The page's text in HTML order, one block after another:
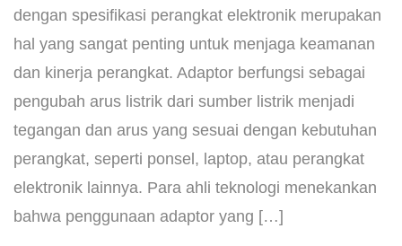
dengan spesifikasi perangkat elektronik merupakan
hal yang sangat penting untuk menjaga keamanan
dan kinerja perangkat. Adaptor berfungsi sebagai
pengubah arus listrik dari sumber listrik menjadi
tegangan dan arus yang sesuai dengan kebutuhan
perangkat, seperti ponsel, laptop, atau perangkat
elektronik lainnya. Para ahli teknologi menekankan
bahwa penggunaan adaptor yang […]